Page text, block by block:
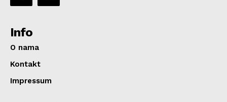
Info
O nama
Kontakt
Impressum